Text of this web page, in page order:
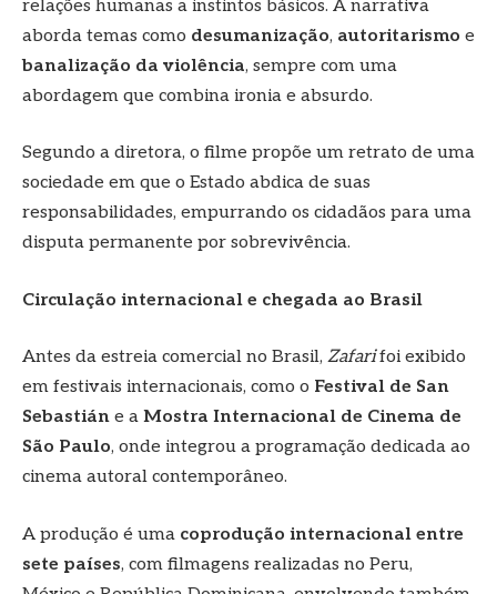
relações humanas a instintos básicos. A narrativa
aborda temas como desumanização, autoritarismo e
banalização da violência, sempre com uma
abordagem que combina ironia e absurdo.
Segundo a diretora, o filme propõe um retrato de uma
sociedade em que o Estado abdica de suas
responsabilidades, empurrando os cidadãos para uma
disputa permanente por sobrevivência.
Circulação internacional e chegada ao Brasil
Antes da estreia comercial no Brasil, Zafarifoi exibido
em festivais internacionais, como o Festival de San
Sebastián e a Mostra Internacional de Cinema de
São Paulo, onde integrou a programação dedicada ao
cinema autoral contemporâneo.
A produção é uma coprodução internacional entre
sete países, com filmagens realizadas no Peru,